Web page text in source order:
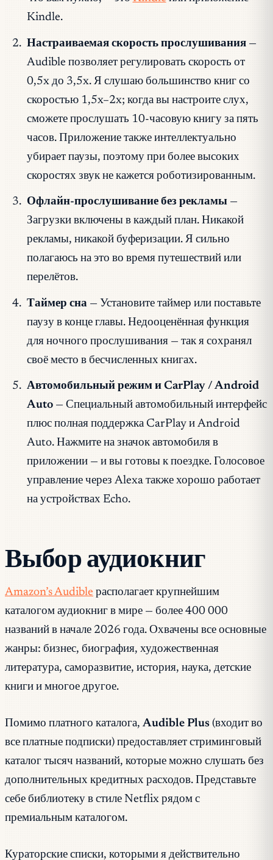
Kindle.
Настраиваемая скорость прослушивания—
Audible позволяет регулировать скорость от
0,5x до 3,5x. Я слушаю большинство книг со
скоростью 1,5x–2x; когда вы настроите слух,
сможете прослушать 10-часовую книгу за пять
часов. Приложение также интеллектуально
убирает паузы, поэтому при более высоких
скоростях звук не кажется роботизированным.
Офлайн-прослушивание без рекламы—
Загрузки включены в каждый план. Никакой
рекламы, никакой буферизации. Я сильно
полагаюсь на это во время путешествий или
перелётов.
Таймер сна— Установите таймер или поставьте
паузу в конце главы. Недооценённая функция
для ночного прослушивания — так я сохранял
своё место в бесчисленных книгах.
Автомобильный режим и CarPlay / Android
Auto— Специальный автомобильный интерфейс
плюс полная поддержка CarPlay и Android
Auto. Нажмите на значок автомобиля в
приложении — и вы готовы к поездке. Голосовое
управление через Alexa также хорошо работает
на устройствах Echo.
Выбор аудиокниг
Amazon’s Audible располагает крупнейшим
каталогом аудиокниг в мире — более 400 000
названий в начале 2026 года. Охвачены все основные
жанры: бизнес, биография, художественная
литература, саморазвитие, история, наука, детские
книги и многое другое.
Помимо платного каталога, Audible Plus (входит во
все платные подписки) предоставляет стриминговый
каталог тысяч названий, которые можно слушать без
дополнительных кредитных расходов. Представьте
себе библиотеку в стиле Netflix рядом с
премиальным каталогом.
Кураторские списки, которыми я действительно